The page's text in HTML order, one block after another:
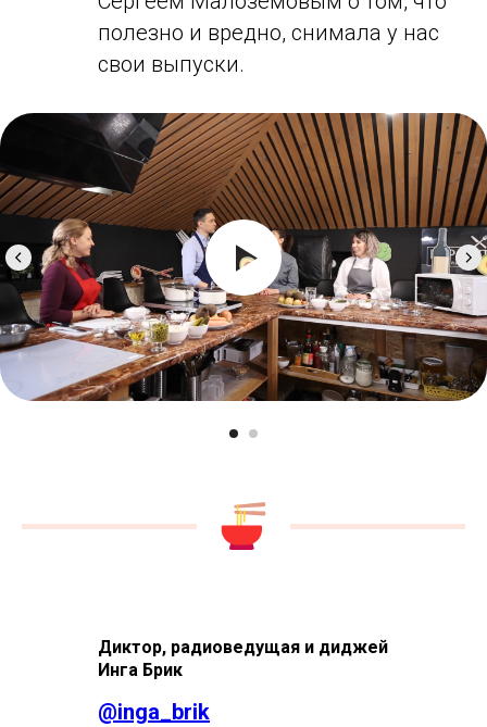
полезно и вредно, снимала у нас
свои выпуски.
Диктор, радиоведущая и диджей
Инга Брик
@inga_brik